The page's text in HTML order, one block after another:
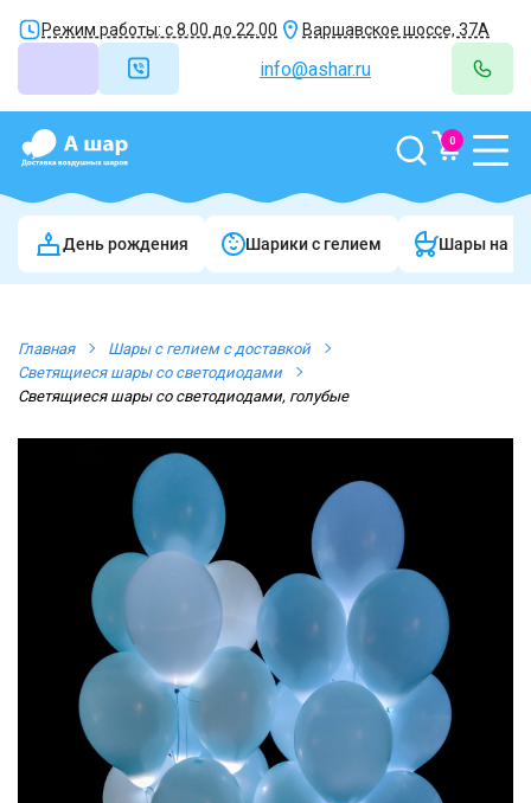
Режим работы: с 8.00 до 22.00 Варшавское шоссе, 37А
info@ashar.ru
0
День рождения Шарики c гелием Шары на
Главная
Шары с гелием с доставкой
Светящиеся шары со светодиодами
Светящиеся шары со светодиодами, голубые